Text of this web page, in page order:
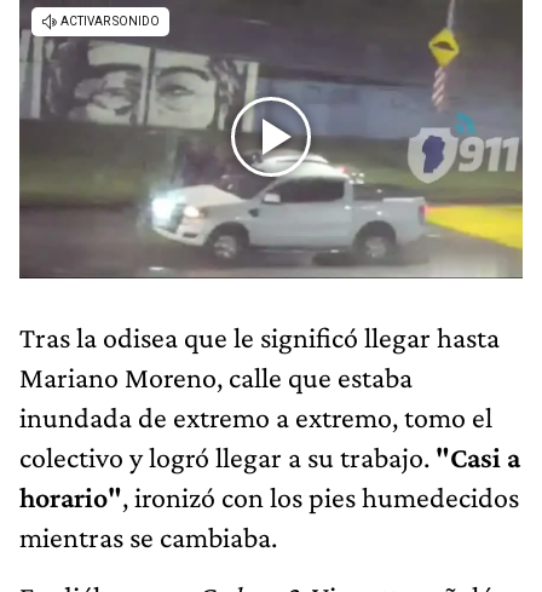
Tras la odisea que le significó llegar hasta
Mariano Moreno, calle que estaba
inundada de extremo a extremo, tomo el
colectivo y logró llegar a su trabajo. "Casi a
horario", ironizó con los pies humedecidos
mientras se cambiaba.